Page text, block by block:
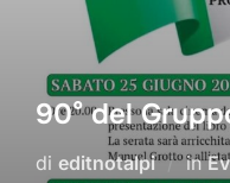
90° del
di editnotalpi in